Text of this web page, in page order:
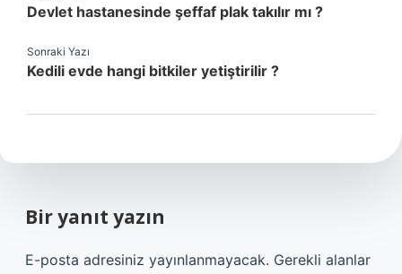
Devlet hastanesinde şeffaf plak takılır mı ?
Sonraki Yazı
Kedili evde hangi bitkiler yetiştirilir ?
Bir yanıt yazın
E-posta adresiniz yayınlanmayacak. Gerekli alanlar